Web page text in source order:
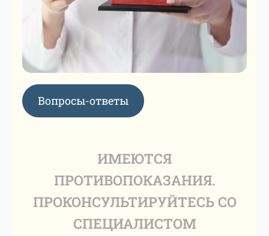
Вопросы-ответы
ИМЕЮТСЯ
ПРОТИВОПОКАЗАНИЯ.
ПРОКОНСУЛЬТИРУЙТЕСЬ СО
СПЕЦИАЛИСТОМ